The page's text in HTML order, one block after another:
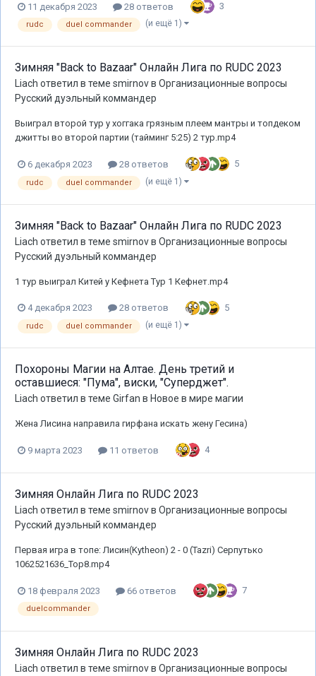
11 декабря 2023 28 ответов 3
rudc duel commander (и ещё 1)
Зимняя "Back to Bazaar" Онлайн Лига по RUDC 2023
Liach ответил в теме smirnovв Организационные вопросы
Русский дуэльный коммандер
Выиграл второй тур у хоггака грязным плеем мантры и топдеком
джитты во второй партии (тайминг 5:25) 2 тур.mp4
6 декабря 2023 28 ответов 5
rudc duel commander (и ещё 1)
Зимняя "Back to Bazaar" Онлайн Лига по RUDC 2023
Liach ответил в теме smirnovв Организационные вопросы
Русский дуэльный коммандер
1 тур выиграл Китей у Кефнета Тур 1 Кефнет.mp4
4 декабря 2023 28 ответов 5
rudc duel commander (и ещё 1)
Похороны Магии на Алтае. День третий и
оставшиеся: "Пума", виски, "Суперджет".
Liach ответил в теме Girfan в Новое в мире магии
Жена Лисина направила гирфана искать жену Гесина)
9 марта 2023 11 ответов 4
Зимняя Онлайн Лига по RUDC 2023
Liach ответил в теме smirnovв Организационные вопросы
Русский дуэльный коммандер
Первая игра в топе: Лисин(Kytheon) 2 - 0 (Tazri) Серпутько
1062521636_Top8.mp4
18 февраля 2023 66 ответов 7
duelcommander
Зимняя Онлайн Лига по RUDC 2023
Liach ответил в теме smirnovв Организационные вопросы